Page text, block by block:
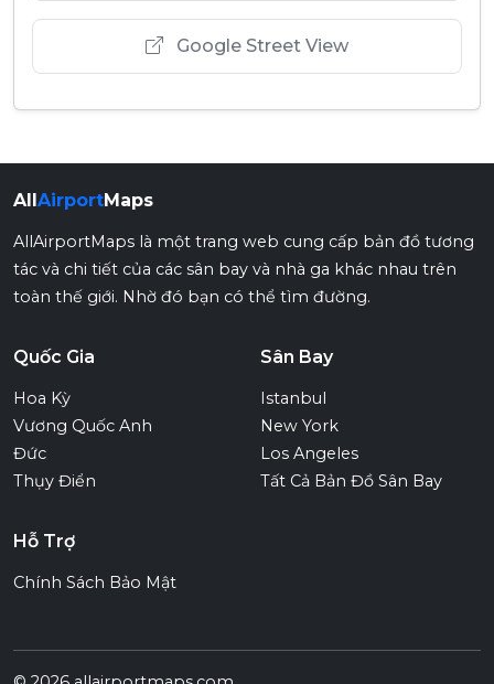
Google Street View
AllAirportMaps
AllAirportMaps là một trang web cung cấp bản đồ tương
tác và chi tiết của các sân bay và nhà ga khác nhau trên
toàn thế giới. Nhờ đó bạn có thể tìm đường.
Quốc Gia
Hoa Kỳ
Vương Quốc Anh
Đức
Thụy Điển
Sân Bay
Istanbul
New York
Los Angeles
Tất Cả Bản Đồ Sân Bay
Hỗ Trợ
Chính Sách Bảo Mật